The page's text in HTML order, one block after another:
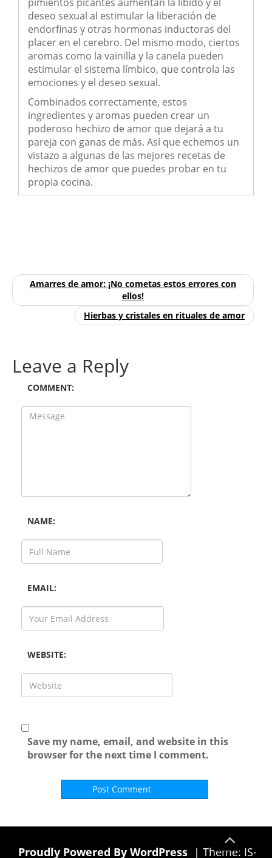
deseo sexual al estimular la liberación de
endorfinas y otras hormonas inductoras del
placer en el cerebro. Del mismo modo, ciertos
aromas como la vainilla y la canela pueden
estimular el sistema límbico, que controla las
emociones y el deseo sexual.
Combinados correctamente, estos
ingredientes y aromas pueden crear un
poderoso hechizo de amor que dejará a tu
pareja con ganas de más. Así que echemos un
vistazo a algunas de las mejores recetas de
hechizos de amor que puedes probar en tu
propia cocina.
Amarres de amor: ¡No cometas estos errores con
ellos!
Hierbas y cristales en rituales de amor
Leave a Reply
COMMENT:
NAME:
EMAIL:
WEBSITE:
Save my name, email, and website in this
browser for the next time I comment.
Proudly Powered By WordPress | Theme: IS-